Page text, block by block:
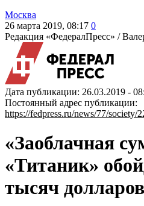
Москва
26 марта 2019, 08:17 0
Редакция «ФедералПресс» /
Дата публикации: 26.03.2019 -
Постоянный адрес публикации:
https://fedpress.ru/news/77/society/
«Заоблачная
«Титаник»
тысяч долларов